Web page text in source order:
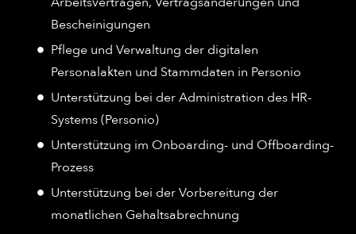
Bescheinigungen
Pflege und Verwaltung der digitalen
Personalakten und Stammdaten in Personio
Unterstützung bei der Administration des HR-
Systems (Personio)
Unterstützung im Onboarding- und Offboarding-
Prozess
Unterstützung bei der Vorbereitung der
monatlichen Gehaltsabrechnung